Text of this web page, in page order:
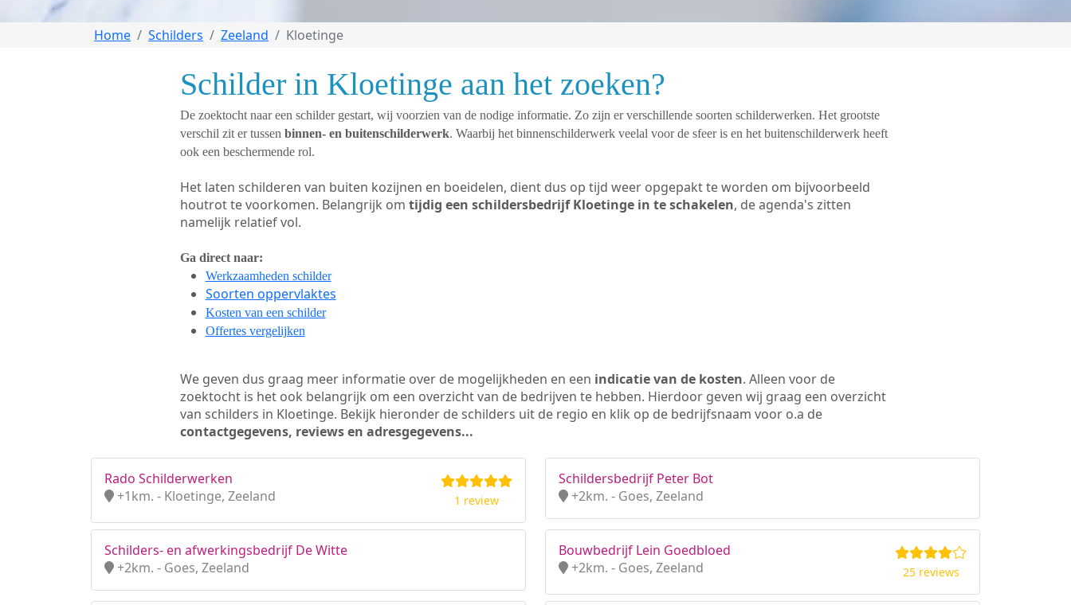
Home Schilders Zeeland Kloetinge
Schilder in Kloetinge aan het zoeken?
De zoektocht naar een schilder gestart, wij voorzien van de nodige informatie. Zo zijn er verschillende soorten schilderwerken. Het grootste
verschil zit er tussen binnen- en buitenschilderwerk. Waarbij het binnenschilderwerk veelal voor de sfeer is en het buitenschilderwerk heeft
ook een beschermende rol.
Het laten schilderen van buiten kozijnen en boeidelen, dient dus op tijd weer opgepakt te worden om bijvoorbeeld
houtrot te voorkomen. Belangrijk om tijdig een schildersbedrijf Kloetinge in te schakelen, de agenda's zitten
namelijk relatief vol.
Ga direct naar:
Werkzaamheden schilder
Soorten oppervlaktes
Kosten van een schilder
Offertes vergelijken
We geven dus graag meer informatie over de mogelijkheden en een indicatie van de kosten. Alleen voor de
zoektocht is het ook belangrijk om een overzicht van de bedrijven te hebben. Hierdoor geven wij graag een overzicht
van schilders in Kloetinge. Bekijk hieronder de schilders uit de regio en klik op de bedrijfsnaam voor o.a de
contactgegevens, reviews en adresgegevens...
Rado Schilderwerken
+1km. - Kloetinge, Zeeland
1 review
Schildersbedrijf Peter Bot
+2km. - Goes, Zeeland
Schilders- en afwerkingsbedrijf De Witte
+2km. - Goes, Zeeland
Bouwbedrijf Lein Goedbloed
+2km. - Goes, Zeeland
25 reviews